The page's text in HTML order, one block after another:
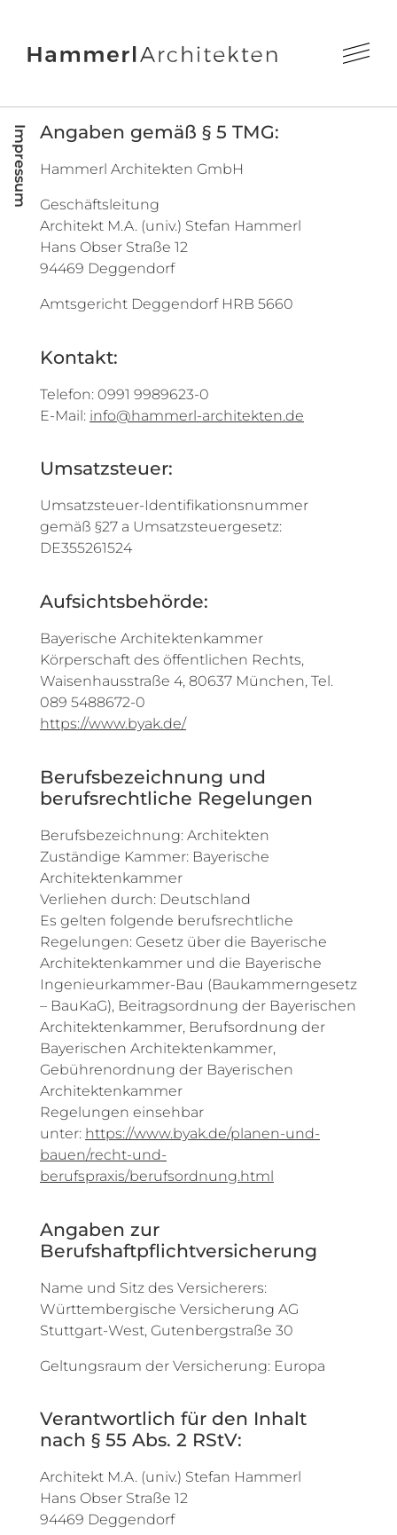
Projekte
Büro
Kontakt
Impressum Angaben gemäß § 5 TMG:
Hammerl Architekten GmbH
Geschäftsleitung
Architekt M.A. (univ.) Stefan Hammerl
Hans Obser Straße 12
94469 Deggendorf
Amtsgericht Deggendorf HRB 5660
Kontakt:
Telefon: 0991 9989623-0
E-Mail: info@hammerl-architekten.de
Umsatzsteuer:
Umsatzsteuer-Identifikationsnummer
gemäß §27 a Umsatzsteuergesetz:
DE355261524
Aufsichtsbehörde:
Bayerische Architektenkammer
Körperschaft des öffentlichen Rechts,
Waisenhausstraße 4, 80637 München, Tel.
089 5488672-0
https://www.byak.de/
Berufsbezeichnung und
berufsrechtliche Regelungen
Berufsbezeichnung: Architekten
Zuständige Kammer: Bayerische
Architektenkammer
Verliehen durch: Deutschland
Es gelten folgende berufsrechtliche
Regelungen: Gesetz über die Bayerische
Architektenkammer und die Bayerische
Ingenieurkammer-Bau (Baukammerngesetz
– BauKaG), Beitragsordnung der Bayerischen
Architektenkammer, Berufsordnung der
Bayerischen Architektenkammer,
Gebührenordnung der Bayerischen
Architektenkammer
Regelungen einsehbar
unter: https://www.byak.de/planen-und-
bauen/recht-und-
berufspraxis/berufsordnung.html
Angaben zur
Berufshaftpflichtversicherung
Name und Sitz des Versicherers:
Württembergische Versicherung AG
Stuttgart-West, Gutenbergstraße 30
Geltungsraum der Versicherung: Europa
Verantwortlich für den Inhalt
nach § 55 Abs. 2 RStV:
Architekt M.A. (univ.) Stefan Hammerl
Hans Obser Straße 12
94469 Deggendorf